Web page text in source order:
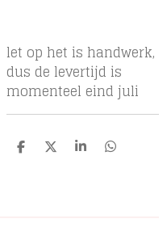
let op het is handwerk,
dus de levertijd is
momenteel eind juli
D D S D